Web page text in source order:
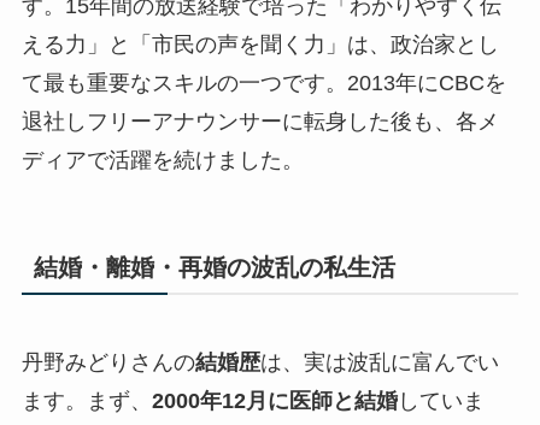
す。 15年間の放送経験で培った「わかりやすく伝
える力」と「市民の声を聞く力」 は、政治家とし
て最も重要なスキルの一つです。2013年にCBCを
退社しフリーアナウンサーに転身した後も、各メ
ディアで活躍を続けました。
結婚・離婚・再婚の波乱の私生活
丹野みどりさんの結婚歴は、実は波乱に富んでい
ます。まず、 2000年12月に医師と結婚していま